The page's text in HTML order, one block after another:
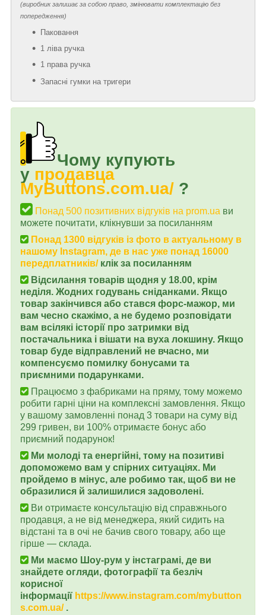
(виробник залишає за собою право, змінювати комплектацію без
попередження)
Паковання
1 ліва ручка
1 права ручка
Запасні гумки на тригери
Чому купують
у продавца
MyButtons.com.ua/ ?
Понад 500 позитивних відгуків на prom.ua ви
можете почитати, клікнувши за посиланням
Понад 1300 відгуків із фото в актуальному в
нашому Instagram, де в нас уже понад 16000
передплатників/ клік за посиланням
Відсилання товарів щодня у 18.00, крім
неділя. Жодних годувань сніданками. Якщо
товар закінчився або стався форс-мажор, ми
вам чесно скажімо, а не будемо розповідати
вам всілякі історії про затримки від
постачальника і вішати на вуха локшину. Якщо
товар буде відправлений не вчасно, ми
компенсуємо помилку бонусами та
приємними подарунками.
Працюємо з фабриками на пряму, тому можемо
робити гарні ціни на комплексні замовлення. Якщо
у вашому замовленні понад 3 товари на суму від
299 гривен, ви 100% отримаєте бонус або
приємний подарунок!
Ми молоді та енергійні, тому на позитиві
допоможемо вам у спірних ситуаціях. Ми
пройдемо в мінус, але робимо так, щоб ви не
образилися й залишилися задоволені.
Ви отримаєте консультацію від справжнього
продавця, а не від менеджера, який сидить на
відстані та в очі не бачив свого товару, або ще
гірше — склада.
Ми маємо Шоу-рум у інстаграмі, де ви
знайдете огляди, фотографії та безліч
корисної
інформації https://www.instagram.com/mybutton
s.com.ua/ .